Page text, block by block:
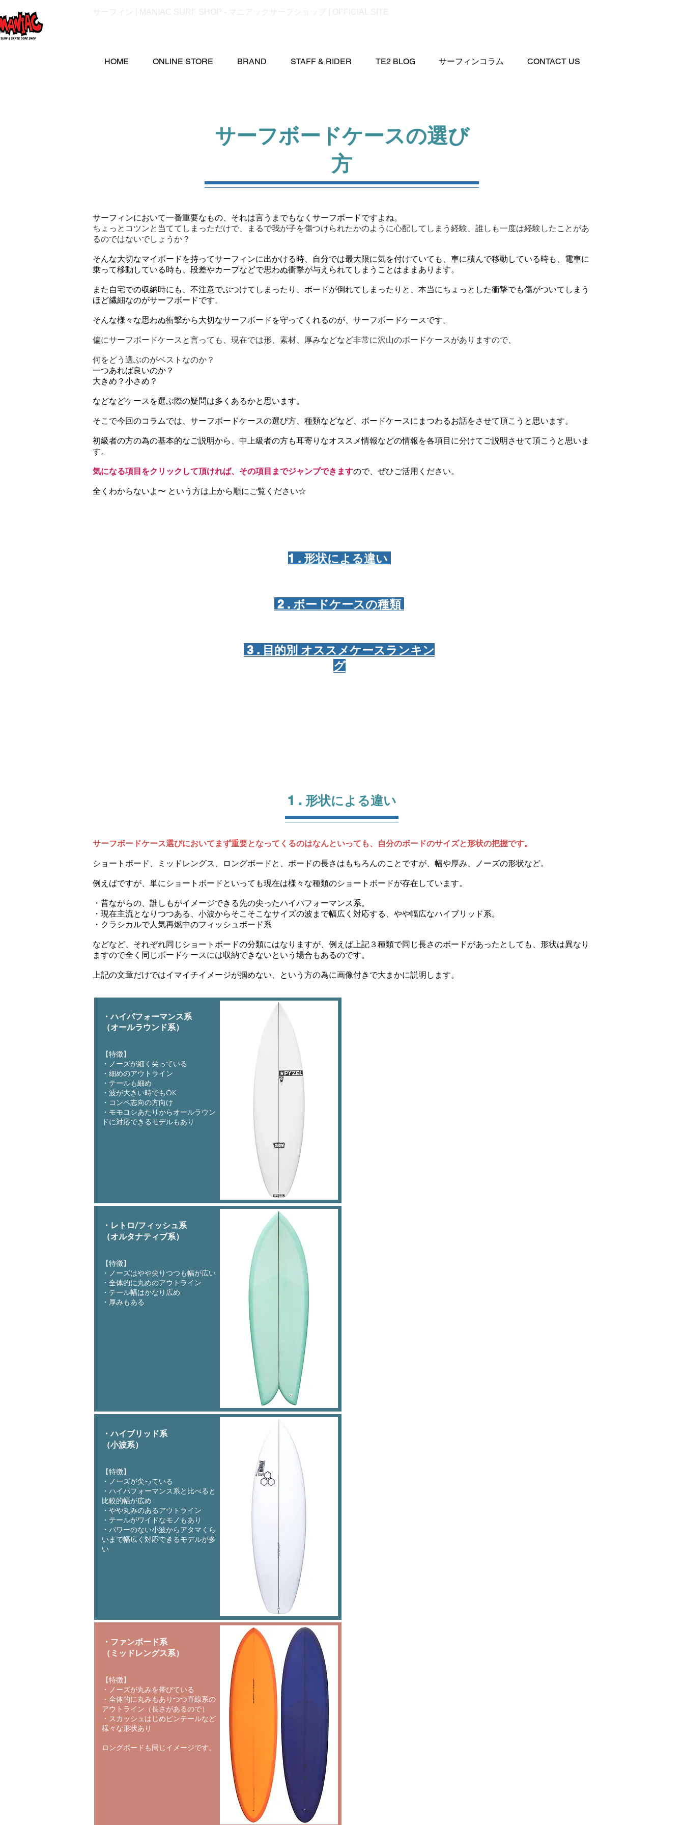
サーフィン | MANIAC SURF SHOP - マニアックサーフショップ | OFFICIAL SITE
HOME ONLINE STORE BRAND STAFF & RIDER TE2 BLOG サーフィンコラム CONTACT US
サーフボードケースの選び
方
サーフィンにおいて一番重要なもの、それは言うま でもなくサーフボードですよね。
ちょっとコツンと当ててしまっただけで、まるで我が子を傷つけられたかのように心配してしまう経験、誰しも一度は経験したことがあ
るのではないでしょうか？
そんな大切なマイボードを持ってサーフィンに出かける時、自分では最大限に気を付けていても、車に積んで移動している時も、電車に
乗って移動している時も、段差やカーブなどで思わぬ衝撃が与えられてしまうことはままあります。
また自宅での収納時にも、不注意でぶつけてしまったり、ボードが倒れてしまったりと、本当にちょっとした衝撃でも傷がついてしまう
ほど繊細なのがサーフボードです。
そんな様々な思わぬ衝撃から大切なサーフボードを守ってくれるのが、サーフボードケースです。
偏にサーフボードケースと言っても、現在では形、素材、厚みなどなど非常に沢山のボードケースがありますので、
何をどう選ぶのがベストなのか？
一つあれば良いのか？
大きめ？小さめ？
などなどケースを選ぶ際の疑問は多くあるかと思います。
​そこで今回のコラムでは、サーフボードケースの選び方、種類などなど、ボードケースにまつわるお話をさせて頂こうと思います。
初級者の方の為の基本的なご説明から、中上級者の方も耳寄りなオススメ情報などの情報を各項目に分けてご説明させて頂こうと思いま
す。
気になる項目をクリックして頂ければ、その項目までジャンプできますので、ぜひご活用ください。
​全くわからないよ〜 という方は上から順にご覧ください☆
1 . 形状による違い
2 . ボードケースの種類
3 . 目的別 オススメケースランキン
グ
1 . 形状による違い
サーフボードケース選びにおいてまず重要となってくるのはなんといっても、自分のボードのサイズと形状の把握です。
ショートボード、ミッドレングス、ロングボードと、ボードの長さはもちろんのことですが、幅や厚み、ノーズの形状など。
例えばですが、単にショートボードといっても現在は様々な種類のショートボードが存在しています。
・昔ながらの、誰しもがイメージできる先の尖ったハイパフォーマンス系。
・現在主流となりつつある、小波からそこそこなサイズの波まで幅広く対応する、やや幅広なハイブリッド系。
・クラシカルで人気再燃中のフィッシュボード系
などなど、それぞれ同じショートボードの分類にはなりますが、例えば上記３種類で同じ長さのボードがあったとしても、形状は異なり
ますので全く同じボードケースには収納できないという場合もあるのです。
上記の文章だけではイマイチイメージが掴めない、という方の為に画像付きで大まかに説明します。
・ハイパフォーマンス系
（オールラウンド系）
【特徴】
・ノーズが細く尖っている
・細めのアウトライン
・テールも細め
・波が大きい時でもOK
​・コンペ志向の方向け
・モモコシあたりからオールラウン
ドに対応できるモデルもあり
・レトロ/フィッシュ系
​（オルタナティブ系）
【特徴】
・ノーズはやや尖りつつも幅が広い
​・全体的に丸めのアウトライン
・テール幅はかなり広め
​・厚みもある
・ハイブリッド系
​（小波系）
【特徴】
・ノーズが尖っている
・ハイパフォーマンス系と比べると
比較的幅が広め
・やや丸みのあるアウトライン
・テールがワイドなモノもあり
・パワーのない小波からアタマくら
いまで幅広く対応できるモデルが多
い
・ファンボード系
（ミッドレングス系）
【特徴】
・ノーズが丸みを帯びている
・全体的に丸みもありつつ直線系の
アウトライン（長さがあるので）
・スカッシュはじめピンテールなど
様々な形状あり
ロングボードも同じイメージです。